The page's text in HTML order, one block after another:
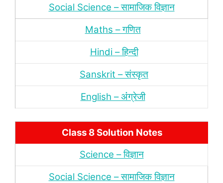
Social Science – सामाजिक विज्ञान
Maths – गणित
Hindi – हिन्‍दी
Sanskrit – संस्‍कृत
English – अंंग्रेजी
Class 8 Solution Notes
Science – विज्ञान
Social Science – सामाजिक विज्ञान